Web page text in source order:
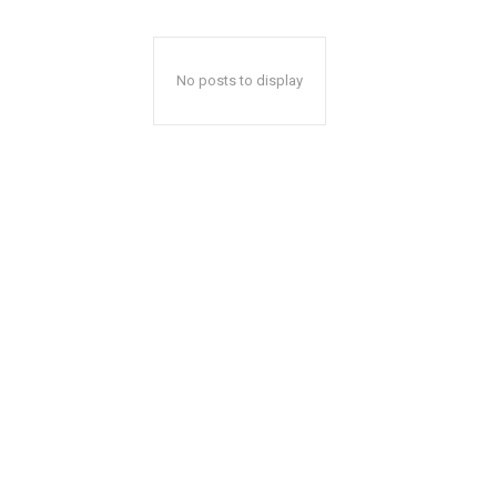
No posts to display